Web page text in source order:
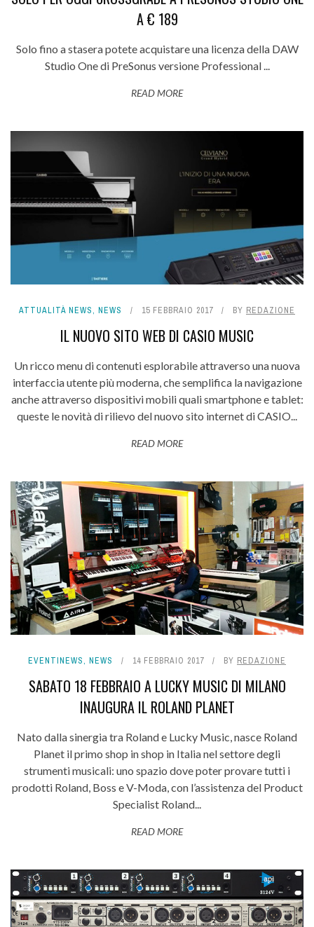
A € 189
Solo fino a stasera potete acquistare una licenza della DAW
Studio One di PreSonus versione Professional ...
READ MORE
ATTUALITÀ NEWS, NEWS 15 FEBBRAIO 2017 BY REDAZIONE
IL NUOVO SITO WEB DI CASIO MUSIC
Un ricco menu di contenuti esplorabile attraverso una nuova
interfaccia utente più moderna, che semplifica la navigazione
anche attraverso dispositivi mobili quali smartphone e tablet:
queste le novità di rilievo del nuovo sito internet di CASIO...
READ MORE
EVENTINEWS, NEWS 14 FEBBRAIO 2017 BY REDAZIONE
SABATO 18 FEBBRAIO A LUCKY MUSIC DI MILANO
INAUGURA IL ROLAND PLANET
Nato dalla sinergia tra Roland e Lucky Music, nasce Roland
Planet il primo shop in shop in Italia nel settore degli
strumenti musicali: uno spazio dove poter provare tutti i
prodotti Roland, Boss e V-Moda, con l’assistenza del Product
Specialist Roland...
READ MORE